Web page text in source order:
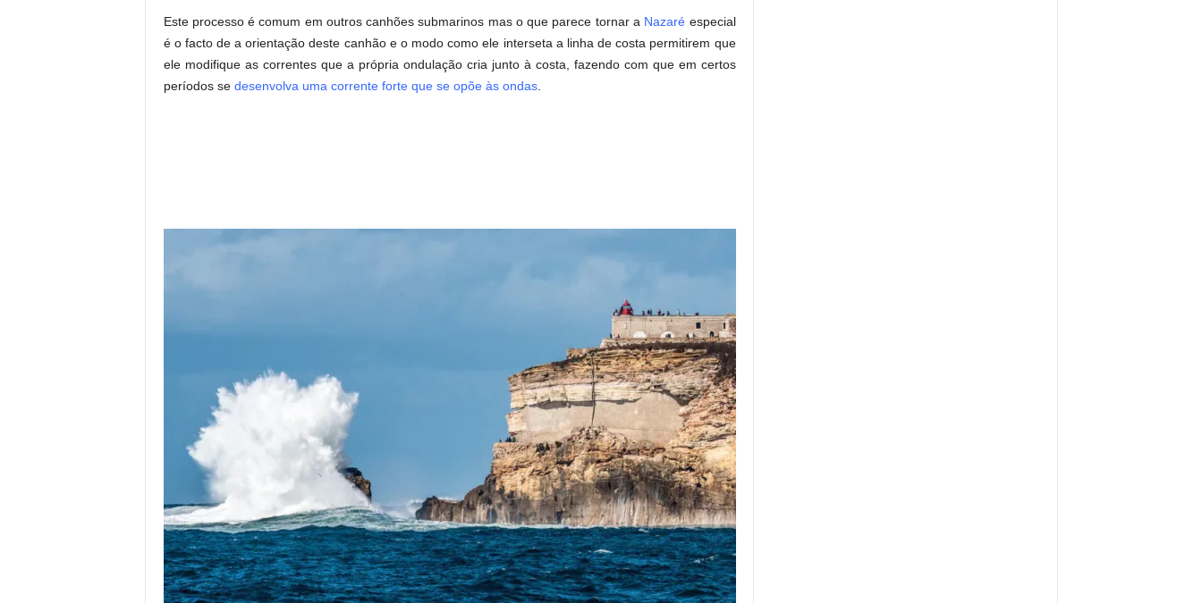
Este processo é comum em outros canhões submarinos mas o que parece tornar a Nazaré especial
é o facto de a orientação deste canhão e o modo como ele interseta a linha de costa permitirem que
ele modifique as correntes que a própria ondulação cria junto à costa, fazendo com que em certos
períodos se desenvolva uma corrente forte que se opõe às ondas.